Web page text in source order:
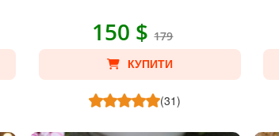
150 $179
КУПИТИ
(31)